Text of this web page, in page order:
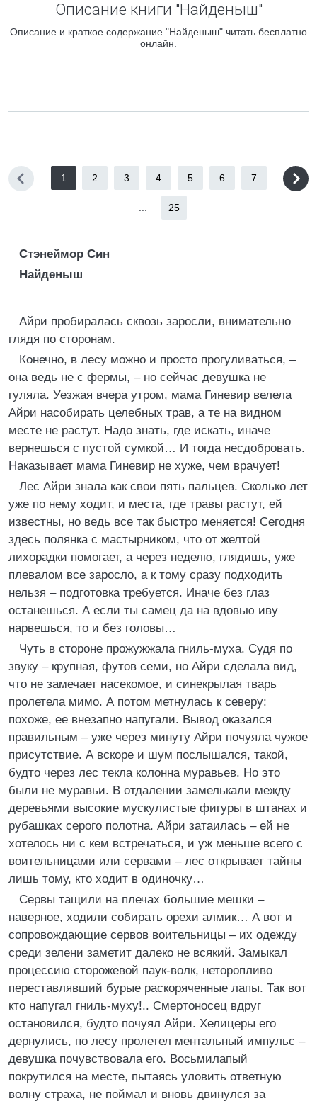
Описание книги "Найденыш"
Описание и краткое содержание "Найденыш" читать бесплатно
онлайн.
1 2 3 4 5 6 7
25
Стэнеймор Син
Найденыш
Айри пробиралась сквозь заросли, внимательно
глядя по сторонам.
Конечно, в лесу можно и просто прогуливаться, –
она ведь не с фермы, – но сейчас девушка не
гуляла. Уезжая вчера утром, мама Гиневир велела
Айри насобирать целебных трав, а те на видном
месте не растут. Надо знать, где искать, иначе
вернешься с пустой сумкой… И тогда несдобровать.
Наказывает мама Гиневир не хуже, чем врачует!
Лес Айри знала как свои пять пальцев. Сколько лет
уже по нему ходит, и места, где травы растут, ей
известны, но ведь все так быстро меняется! Сегодня
здесь полянка с мастырником, что от желтой
лихорадки помогает, а через неделю, глядишь, уже
плевалом все заросло, а к тому сразу подходить
нельзя – подготовка требуется. Иначе без глаз
останешься. А если ты самец да на вдовью иву
нарвешься, то и без головы…
Чуть в стороне прожужжала гниль-муха. Судя по
звуку – крупная, футов семи, но Айри сделала вид,
что не замечает насекомое, и синекрылая тварь
пролетела мимо. А потом метнулась к северу:
похоже, ее внезапно напугали. Вывод оказался
правильным – уже через минуту Айри почуяла чужое
присутствие. А вскоре и шум послышался, такой,
будто через лес текла колонна муравьев. Но это
были не муравьи. В отдалении замелькали между
деревьями высокие мускулистые фигуры в штанах и
рубашках серого полотна. Айри затаилась – ей не
хотелось ни с кем встречаться, и уж меньше всего с
воительницами или сервами – лес открывает тайны
лишь тому, кто ходит в одиночку…
Сервы тащили на плечах большие мешки –
наверное, ходили собирать орехи алмик… А вот и
сопровождающие сервов воительницы – их одежду
среди зелени заметит далеко не всякий. Замыкал
процессию сторожевой паук-волк, неторопливо
переставлявший бурые раскоряченные лапы. Так вот
кто напугал гниль-муху!.. Смертоносец вдруг
остановился, будто почуял Айри. Хелицеры его
дернулись, по лесу пролетел ментальный импульс –
девушка почувствовала его. Восьмилапый
покрутился на месте, пытаясь уловить ответную
волну страха, не поймал и вновь двинулся за